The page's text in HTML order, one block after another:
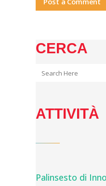
CERCA
ATTIVITÀ
Palinsesto di